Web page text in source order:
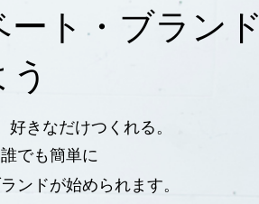
きなだけつくれる。
ト・ブランド
でも簡単に
ンドが始められます。